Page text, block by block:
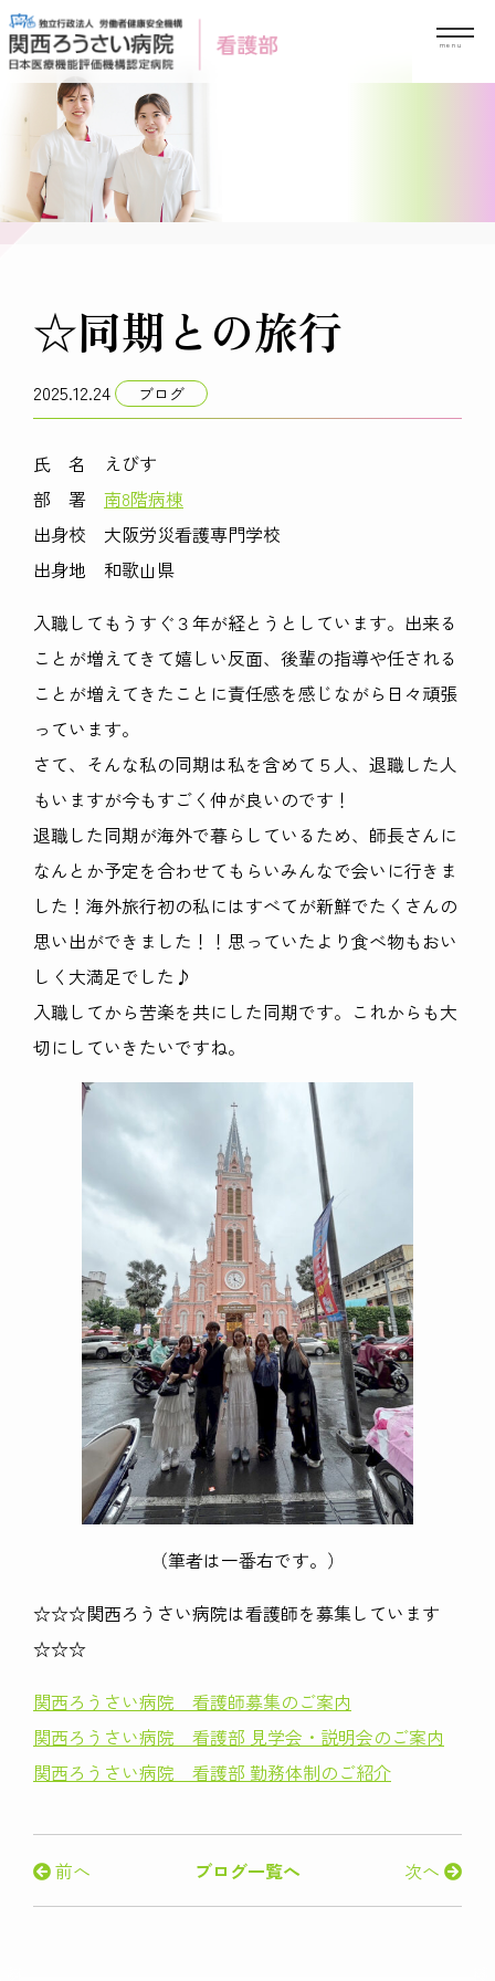
Skip
to
content
☆同期との旅行
2025.12.24 ブログ
氏 名 えびす
部 署 南8階病棟
出身校 大阪労災看護専門学校
出身地 和歌山県
入職してもうすぐ３年が経とうとしています。出来る
ことが増えてきて嬉しい反面、後輩の指導や任される
ことが増えてきたことに責任感を感じながら日々頑張
っています。
さて、そんな私の同期は私を含めて５人、退職した人
もいますが今もすごく仲が良いのです！
退職した同期が海外で暮らしているため、師長さんに
なんとか予定を合わせてもらいみんなで会いに行きま
した！海外旅行初の私にはすべてが新鮮でたくさんの
思い出ができました！！思っていたより食べ物もおい
しく大満足でした♪
入職してから苦楽を共にした同期です。これからも大
切にしていきたいですね。
（筆者は一番右です。）
☆☆☆関西ろうさい病院は看護師を募集しています
☆☆☆
関西ろうさい病院 看護師募集のご案内
関西ろうさい病院 看護部 見学会・説明会のご案内
関西ろうさい病院 看護部 勤務体制のご紹介
前へ 次へ
ブログ一覧へ